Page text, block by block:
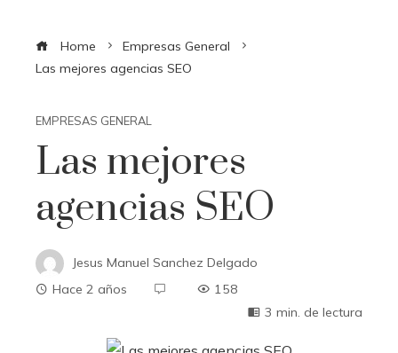
Home
Empresas General
Las mejores agencias SEO
EMPRESAS GENERAL
Las mejores
agencias SEO
Jesus Manuel Sanchez Delgado
Hace 2 años
158
3 min. de lectura